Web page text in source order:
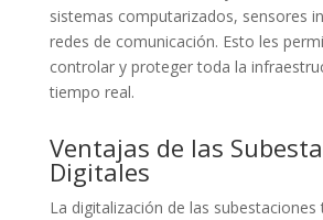
sistemas computarizados, sensores
redes de comunicación. Esto les
controlar y proteger toda la
tiempo real.
Ventajas de las
Digitales
La digitalización de las